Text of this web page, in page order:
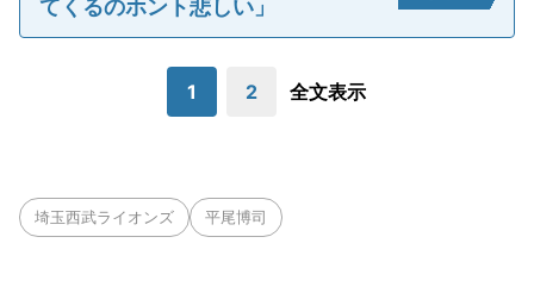
てくるのホント悲しい」
1 2 全文表示
埼玉西武ライオンズ 平尾博司